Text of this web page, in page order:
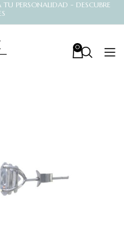
TU PERSONALIDAD - DESCUBRE
0